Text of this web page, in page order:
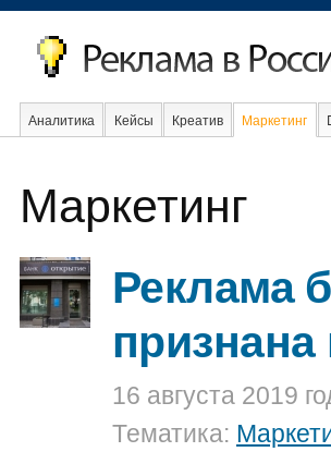
Аналитика Кейсы Креатив Маркетинг
Интернет
Маркетинг
Реклама
16 августа 2019
Тематика: